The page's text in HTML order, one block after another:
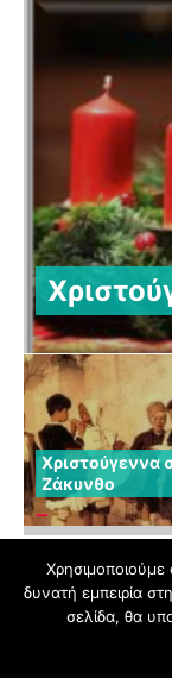
Χριστούγεννα
Ζάκυνθο
Όροι Χρήσης
δυνατή εμπειρία
σελίδα, θα